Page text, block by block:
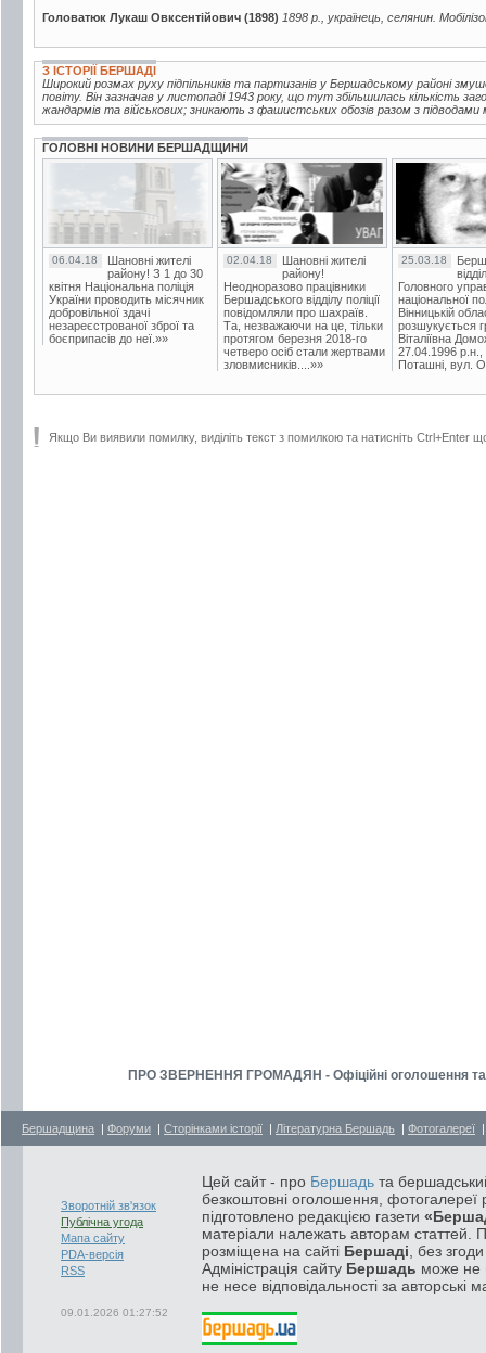
Головатюк Лукаш Овксентійович (1898) 1898 р., українець, селянин.
З ІСТОРІЇ БЕРШАДІ
Широкий розмах руху підпільників та партизанів у Бершадському районі
повіту. Він зазначав у листопаді 1943 року, що тут збільшилась кількість
жандармів та військових; зникають з фашистських обозів разом з підводами
ГОЛОВНІ НОВИНИ БЕРШАДЩИНИ
06.04.18
Шановні жителі
району! З 1 до 30
квітня Національна поліція
України проводить місячник
добровільної здачі
незареєстрованої зброї та
боєприпасів до неї.»»
02.04.18
Шановні жителі
району!
Неодноразово працівники
Бершадського відділу поліції
повідомляли про шахраїв.
Та, незважаючи на це, тільки
протягом березня 2018-го
четверо осіб стали жертвами
зловмисників....»»
25.03.18
Головного
національної
Вінницькій
розшукується
Віталіївна
27.04.1996 р.н.,
Поташні, вул.
Якщо Ви виявили помилку, виділіть текст з помилкою та натисніть Ctrl+Enter
ПРО ЗВЕРНЕННЯ ГРОМАДЯН - Офіційні оголошення та
Бершадщина | Форуми | Сторінками історії | Літературна Бершадь | Фотогалереї
Зворотній зв'язок
Публічна угода
Мапа сайту
PDA-версія
RSS
09.01.2026 01:27:52
Цей сайт - про Бершадь та
безкоштовні оголошення, фотогалереї
підготовлено редакцією газети
матеріали належать авторам статтей.
розміщена на сайті Бершаді , без
Адміністрація сайту Бершадь може не
не несе відповідальності за авторські